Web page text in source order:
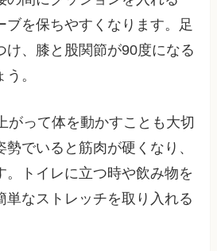
ブを保ちやすくなります。足
け、膝と股関節が90度になる
。
がって体を動かすことも大切
でいると筋肉が硬くなり、
。トイレに立つ時や飲み物を
単なストレッチを取り入れる